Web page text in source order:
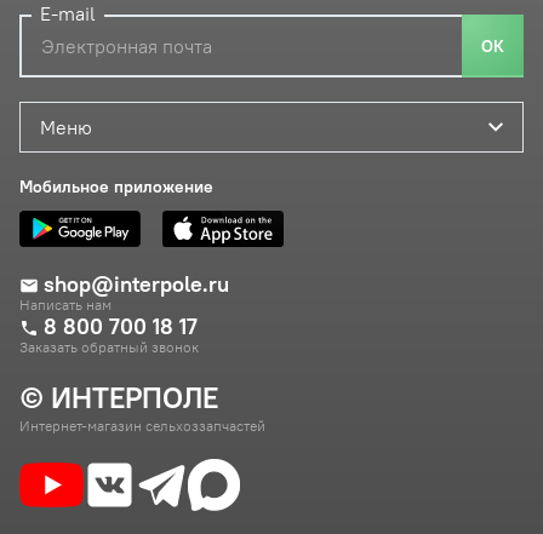
© ИНТЕРПОЛЕ
Интернет-магазин сельхоззапчастей
Меню
Мобильное приложение
shop@interpole.ru
Написать нам
8 800 700 18 17
Заказать обратный звонок
E-mail
ОК